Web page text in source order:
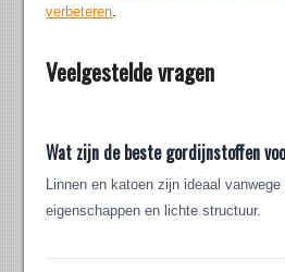
verbeteren
Veelgestelde vragen
Wat zijn de beste gordijnstoffen
Linnen en katoen zijn ideaal vanwege
eigenschappen en lichte structuur.